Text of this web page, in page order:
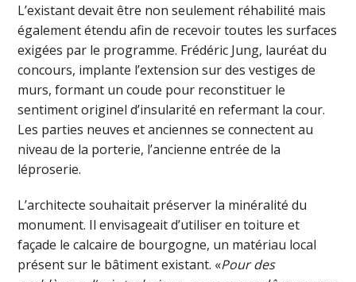
L’existant devait être non seulement réhabilité mais
également étendu afin de recevoir toutes les surfaces
exigées par le programme. Frédéric Jung, lauréat du
concours, implante l’extension sur des vestiges de
murs, formant un coude pour reconstituer le
sentiment originel d’insularité en refermant la cour.
Les parties neuves et anciennes se connectent au
niveau de la porterie, l’ancienne entrée de la
léproserie.
L’architecte souhaitait préserver la minéralité du
monument. Il envisageait d’utiliser en toiture et
façade le calcaire de bourgogne, un matériau local
présent sur le bâtiment existant. «Pour des